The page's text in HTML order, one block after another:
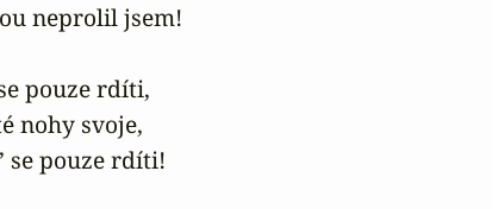
neprolil jsem!
pouze rdíti,
nohy svoje,
se pouze rdíti!